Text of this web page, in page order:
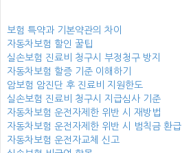
보험 특약과 기본약관의 차이
자동차보험 할인 꿀팁
실손보험 진료비 청구시 부정청구 방지
자동차보험 할증 기준 이해하기
암보험 암진단 후 진료비 지원한도
실손보험 진료비 청구시 지급심사 기준
자동차보험 운전자제한 위반 시 재방법
자동차보험 운전자제한 위반 시 범칙금 환급
자동차보험 운전자교체 신고